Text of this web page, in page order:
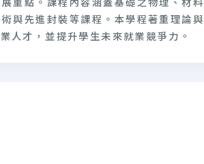
與先進封裝等課程。本學程著重理論
人才，並提升學生未來就業競爭力。